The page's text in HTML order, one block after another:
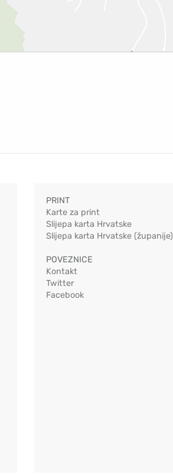
PRINT
Karte za print
Slijepa karta Hrvatske
Slijepa karta Hrvatske (županije)
POVEZNICE
Kontakt
Twitter
Facebook